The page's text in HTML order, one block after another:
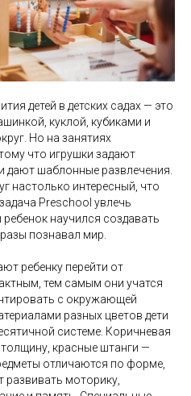
детей в детских садах — это
куклой, кубиками и
Но на занятиях
что игрушки задают
дают шаблонные развлечения.
настолько интересный, что
Preschool увлечь
ребенок научился создавать
познавал мир.
ребенку перейти от
тем самым они учатся
с окружающей
разных цветов дети
системе. Коричневая
красные штанги —
отличаются по форме,
развивать моторику,